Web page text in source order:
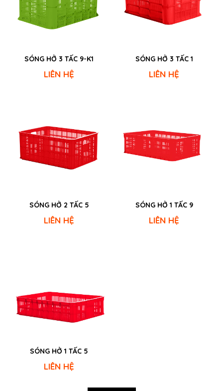
SÓNG HỞ 3 TẤC 9-K1
LIÊN HỆ
SÓNG HỞ 3 TẤC 1
LIÊN HỆ
SÓNG HỞ 2 TẤC 5
LIÊN HỆ
SÓNG HỞ 1 TẤC 9
LIÊN HỆ
SÓNG HỞ 1 TẤC 5
LIÊN HỆ